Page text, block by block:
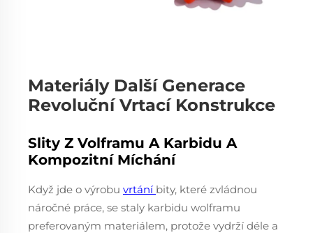
Materiály Další Generace
Revoluční Vrtací Konstrukce
Slity Z Volframu A Karbidu A
Kompozitní Míchání
Když jde o výrobu vrtání bity, které zvládnou
náročné práce, se staly karbidu wolframu
preferovaným materiálem, protože vydrží déle a